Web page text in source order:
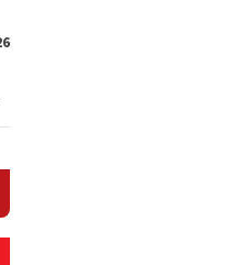
dan Hari Pengayoman ke-